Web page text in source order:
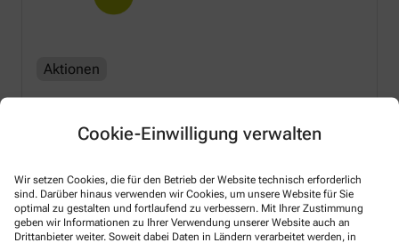
Cookie-Einwilligung verwalten
Wir setzen Cookies, die für den Betrieb der Website technisch erforderlich
sind. Darüber hinaus verwenden wir Cookies, um unsere Website für Sie
optimal zu gestalten und fortlaufend zu verbessern. Mit Ihrer Zustimmung
geben wir Informationen zu Ihrer Verwendung unserer Website auch an
Drittanbieter weiter. Soweit dabei Daten in Ländern verarbeitet werden, in
Aktionen
14.07.2026
Mehr lesen